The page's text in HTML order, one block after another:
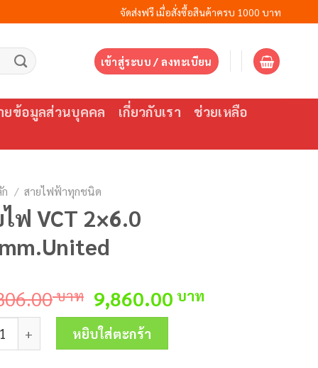
จัดส่งฟรี เมื่อสั่งซื้อสินค้าครบ 1000 บาท
เข้าสู่ระบบ / ลงทะเบียน
ยข้อมูลส่วนบุคคล เกี่ยวกับเรา ช่วยเหลือ
/ สายไฟฟ้าทุกชนิด
ฟ VCT 2×6.0
บาท Original
price
was:
15,806.00 บาท.
9,860.00 บาท
ายไฟ VCT 2x6.0 Sq.mm.United ชิ้น
หยิบใส่ตะกร้า